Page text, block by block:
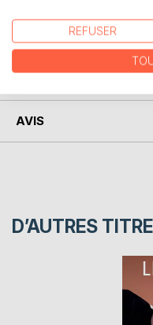
AUTEUR(S)
AVIS
D’AUTRES
REFUSER